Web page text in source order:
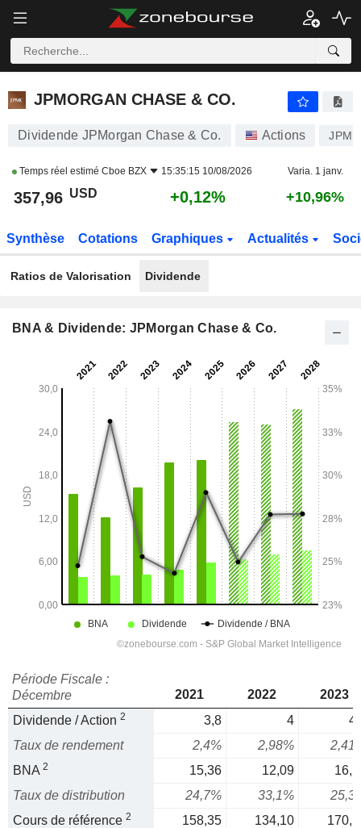
JPMORGAN CHASE & CO.
JPMORGAN CHASE & CO.
Dividende JPMorgan Chase & Co. Actions JPM
Temps réel estimé Cboe BZX 15:35:15 10/08/2026 Varia. 1 janv.
357,96 USD +0,12% +10,96%
Synthèse Cotations Graphiques Actualités
Ratios de Valorisation Dividende
BNA & Dividende: JPMorgan Chase & Co.
Période Fiscale :
Décembre
2021 2022
2023
Dividende / Action 2 3,8 4
Taux de rendement
2,4% 2,98%
BNA 2 15,36 12,09
Taux de distribution
24,7% 33,1%
Cours de référence 2 158,35 134,10